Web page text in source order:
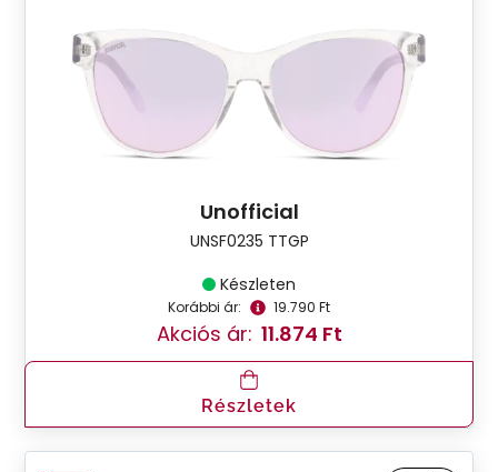
Unofficial
UNSF0235 TTGP
Készleten
Korábbi ár: 19.790 Ft
Akciós ár: 11.874 Ft
Részletek